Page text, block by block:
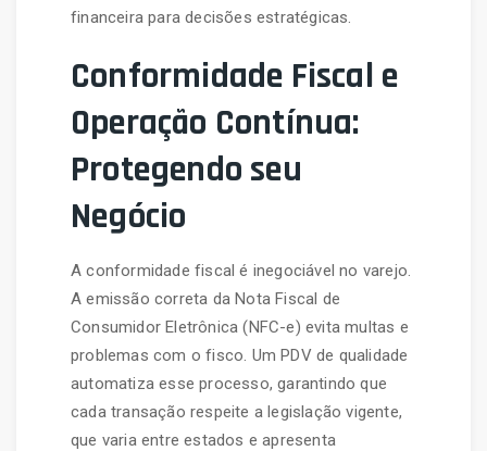
financeira para decisões estratégicas.
Conformidade Fiscal e
Operação Contínua:
Protegendo seu
Negócio
A conformidade fiscal é inegociável no varejo.
A emissão correta da Nota Fiscal de
Consumidor Eletrônica (NFC-e) evita multas e
problemas com o fisco. Um PDV de qualidade
automatiza esse processo, garantindo que
cada transação respeite a legislação vigente,
que varia entre estados e apresenta